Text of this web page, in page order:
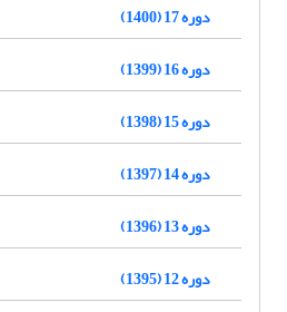
دوره 17 (1400)
دوره 16 (1399)
دوره 15 (1398)
دوره 14 (1397)
دوره 13 (1396)
دوره 12 (1395)